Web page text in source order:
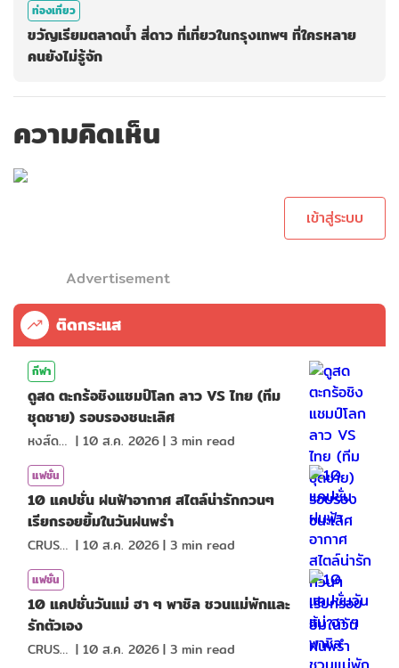
ท่องเที่ยว
ขวัญเรียมตลาดน้ำ สี่ดาว ที่เที่ยวในกรุงเทพฯ ที่ใครหลาย
คนยังไม่รู้จัก
ความคิดเห็น
เข้าสู่ระบบ
Advertisement
ติดกระแส
กีฬา
ดูสด ตะกร้อชิงแชมป์โลก ลาว VS ไทย (ทีม
ชุดชาย) รอบรองชนะเลิศ
หงส์ดรุณ | 10 ส.ค. 2026| 3 min read
แฟชั่น
10 แคปชั่น ฝนฟ้าอากาศ สไตล์น่ารักกวนๆ
เรียกรอยยิ้มในวันฝนพรำ
CRUSHที่แปลว่าแอบชอบ | 10 ส.ค. 2026| 3 min read
แฟชั่น
10 แคปชั่นวันแม่ ฮา ๆ พาชิล ชวนแม่พักและ
รักตัวเอง
CRUSHที่แปลว่าแอบชอบ | 10 ส.ค. 2026| 3 min read